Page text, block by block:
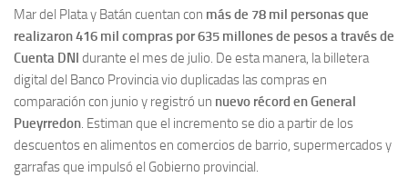
Mar del Plata y Batán cuentan con más de 78 mil personas que
realizaron 416 mil compras por 635 millones de pesos a través de
Cuenta DNI durante el mes de julio. De esta manera, la billetera
digital del Banco Provincia vio duplicadas las compras en
comparación con junio y registró un nuevo récord en General
Pueyrredon. Estiman que el incremento se dio a partir de los
descuentos en alimentos en comercios de barrio, supermercados y
garrafas que impulsó el Gobierno provincial.